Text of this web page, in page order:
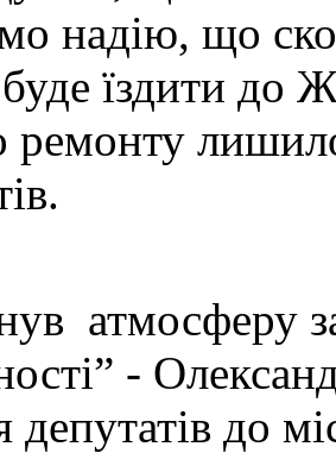
надію, що
їздити
ремонту
атмосферу
-
депутатів до